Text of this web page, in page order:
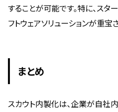
することが可能です。特に、スタ
フトウェアソリューションが重宝
まとめ
スカウト内製化は、企業が自社